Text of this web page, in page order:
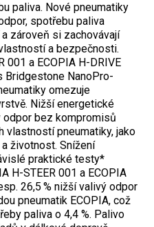
paliva. Nové pneumatiky
spotřebu paliva
zároveň si zachovávají
a bezpečnosti.
001 a ECOPIA H-DRIVE
Bridgestone NanoPro-
omezuje
Nižší energetické
odpor bez kompromisů
vlastností pneumatiky, jako
životnost. Snížení
praktické testy*
H-STEER 001 a ECOPIA
26,5 % nižší valivý odpor
pneumatik ECOPIA, což
paliva o 4,4 %. Palivo